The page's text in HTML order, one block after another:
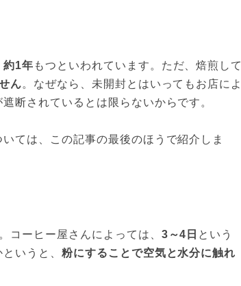
約1年 もつといわれています。ただ、焙煎して
ん。なぜなら、未開封とはいってもお店によ
断されているとは限らないからです。
ては、この記事の最後のほうで紹介しま
コーヒー屋さんによっては、 3～4日 という
いうと、 粉にすることで空気と水分に触れ